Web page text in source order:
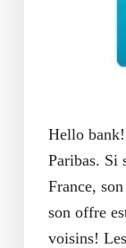
Hello
Paribas. Si
France,
son offre
voisins!